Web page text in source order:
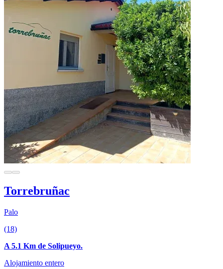
Torrebruñac
Palo
(18)
A 5.1 Km de Solipueyo.
Alojamiento entero